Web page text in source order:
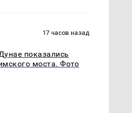
17 часов назад
показались
моста. Фото